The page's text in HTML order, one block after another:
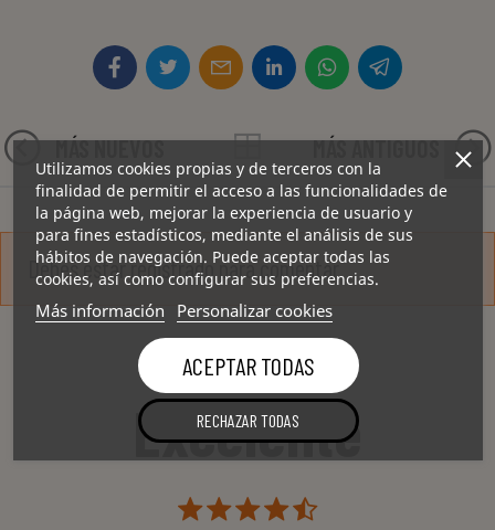
MÁS NUEVOS MÁS ANTIGUOS
Debes estar registrado para comentar
Excelente
Utilizamos cookies propias y de terceros con la
finalidad de permitir el acceso a las funcionalidades de
la página web, mejorar la experiencia de usuario y
para fines estadísticos, mediante el análisis de sus
hábitos de navegación. Puede aceptar todas las
cookies, así como configurar sus preferencias.
Más información Personalizar cookies
RECHAZAR TODAS
ACEPTAR TODAS